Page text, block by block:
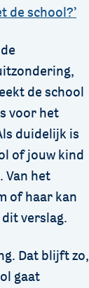
de school?’
de school
voor het
duidelijk is
of jouw kind
Van het
of haar kan
verslag.
Dat blijft zo,
gaat